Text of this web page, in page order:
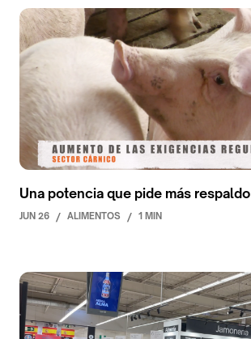
Una potencia que pide más respaldo
JUN 26 / ALIMENTOS / 1 MIN